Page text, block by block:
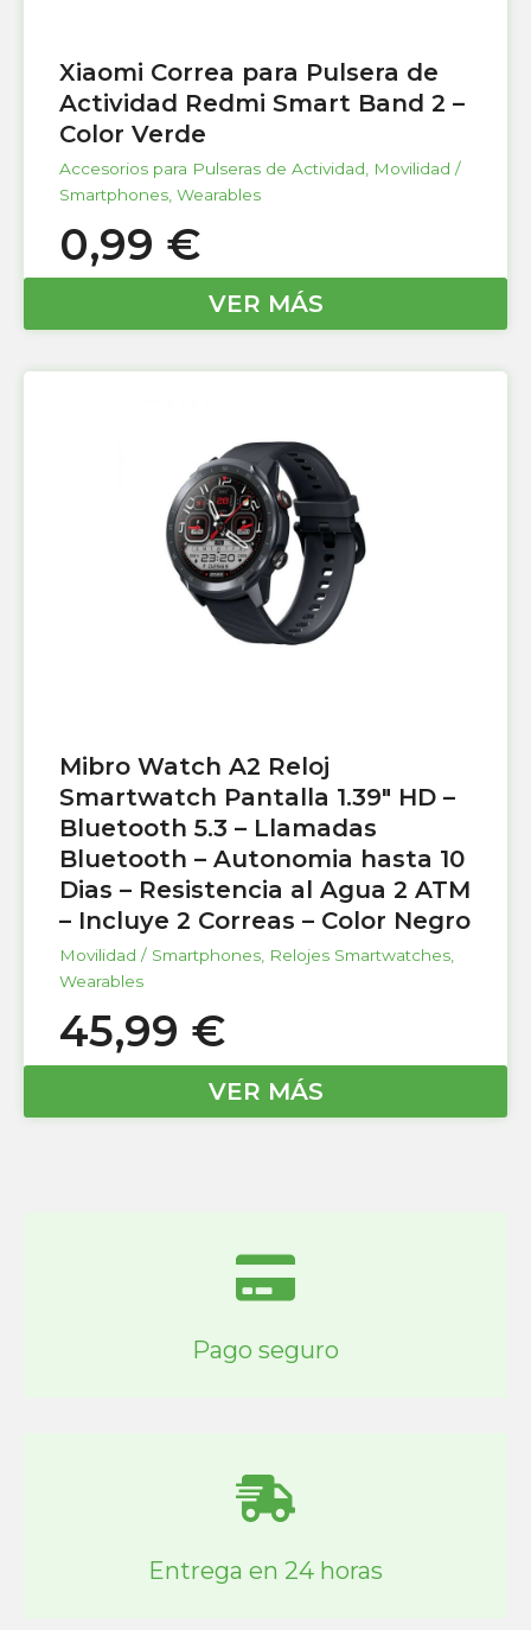
Xiaomi Correa para Pulsera de
Actividad Redmi Smart Band 2 –
Color Verde
Accesorios para Pulseras de Actividad, Movilidad /
Smartphones, Wearables
0,99 €
VER MÁS
Mibro Watch A2 Reloj
Smartwatch Pantalla 1.39″ HD –
Bluetooth 5.3 – Llamadas
Bluetooth – Autonomia hasta 10
Dias – Resistencia al Agua 2 ATM
– Incluye 2 Correas – Color Negro
Movilidad / Smartphones, Relojes Smartwatches,
Wearables
45,99 €
VER MÁS
Pago seguro
Entrega en 24 horas